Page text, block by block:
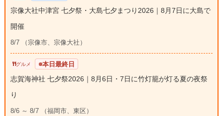
宗像大社中津宮 七夕祭・大島七夕まつり2026｜8月7日に大島で
開催
8/7 （宗像市、宗像大社）
グルメ 本日最終日
志賀海神社 七夕祭2026｜8月6日・7日に竹灯籠が灯る夏の夜祭
り
8/6 ～ 8/7 （福岡市、東区）